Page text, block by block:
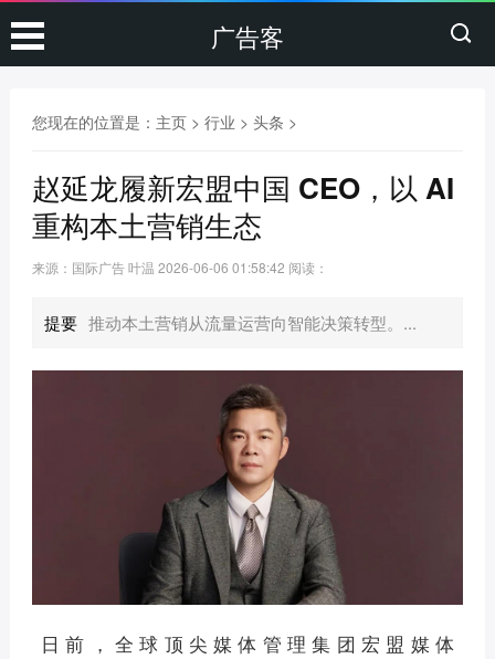
广告客
您现在的位置是： 主页> 行业 > 头条 >
赵延龙履新宏盟中国 CEO，以 AI
重构本土营销生态
来源：国际广告 叶温 2026-06-06 01:58:42 阅读：
提要 推动本土营销从流量运营向智能决策转型。...
日前，全球顶尖媒体管理集团宏盟媒体